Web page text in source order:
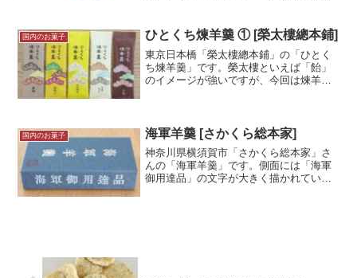
すね。無印良品さんのバウムクーヘンも
縦切りですが、大き...＜続きを読む＞
国内のお菓子 ひとくち煉羊羹 ① [榮太樓總本鋪]
東京日本橋「榮太樓總本鋪」の「ひとく
ち煉羊羹」です。榮太樓といえば「飴」
のイメージが強いですが、今回は煉羊羹
す。今回は第1回と...＜続きを読む＞
国内のお菓子 海軍羊羹 [さかくら総本家]
神奈川県横須賀市「さかくら総本家」さ
んの「海軍羊羹」です。側面には「海軍
御用達品」の文字が大きく描かれていま